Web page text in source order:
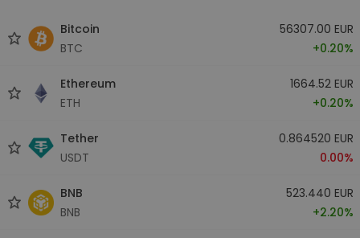
Bitcoin
BTC
56307.00 EUR
+0.20%
Ethereum
ETH
1664.52 EUR
+0.20%
Tether
USDT
0.864520 EUR
0.00%
BNB
BNB
523.440 EUR
+2.20%